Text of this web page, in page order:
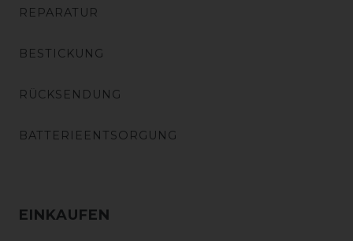
REPARATUR
BESTICKUNG
RÜCKSENDUNG
BATTERIEENTSORGUNG
EINKAUFEN